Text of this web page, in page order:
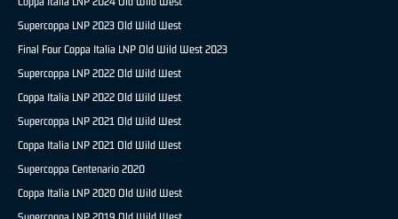
Supercoppa LNP 2023 Old Wild West
Final Four Coppa Italia LNP Old Wild West 2023
Supercoppa LNP 2022 Old Wild West
Coppa Italia LNP 2022 Old Wild West
Supercoppa LNP 2021 Old Wild West
Coppa Italia LNP 2021 Old Wild West
Supercoppa Centenario 2020
Coppa Italia LNP 2020 Old Wild West